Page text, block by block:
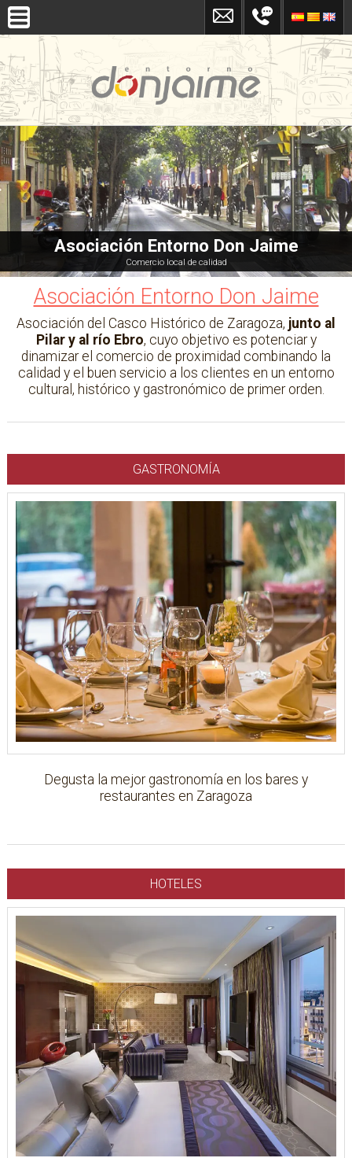
Asociación Entorno Don Jaime
Comercio local de calidad
Asociación Entorno Don Jaime
Asociación del Casco Histórico de Zaragoza, junto al
Pilar y al río Ebro, cuyo objetivo es potenciar y
dinamizar el comercio de proximidad combinando la
calidad y el buen servicio a los clientes en un entorno
cultural, histórico y gastronómico de primer orden.
GASTRONOMÍA
Degusta la mejor gastronomía en los bares y
restaurantes en Zaragoza
HOTELES